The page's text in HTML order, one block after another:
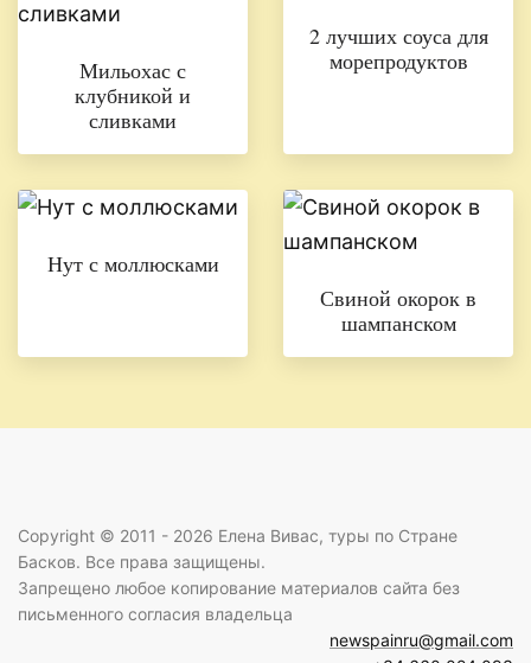
Мильохас с
клубникой и
сливками
2 лучших соуса для
морепродуктов
Нут с моллюсками
Свиной окорок в
шампанском
Copyright © 2011 - 2026 Елена Вивас, туры по Стране
Басков. Все права защищены.
Запрещено любое копирование материалов сайта без
письменного согласия владельца
newspainru@gmail.com